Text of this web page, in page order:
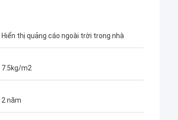
Hiển thị quảng cáo ngoài trời trong nhà
7.5kg/m2
2 năm